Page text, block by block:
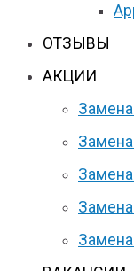
ОТЗЫВЫ
АКЦИИ
Замена
Замена
Замена
Замена